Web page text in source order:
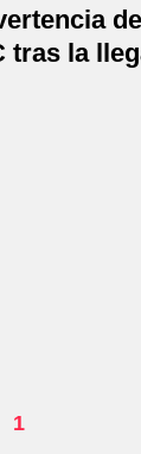
tras la
1